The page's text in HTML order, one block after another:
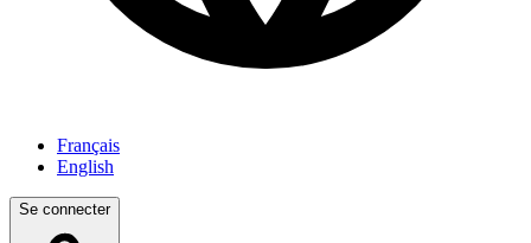
Français
English
Se connecter